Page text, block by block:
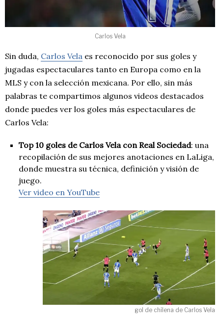
Carlos Vela
Sin duda, Carlos Vela es reconocido por sus goles y
jugadas espectaculares tanto en Europa como en la
MLS y con la selección mexicana. Por ello, sin más
palabras te compartimos algunos videos destacados
donde puedes ver los goles más espectaculares de
Carlos Vela:
Top 10 goles de Carlos Vela con Real Sociedad: una
recopilación de sus mejores anotaciones en LaLiga,
donde muestra su técnica, definición y visión de
juego.
Ver video en YouTube
gol de chilena de Carlos Vela